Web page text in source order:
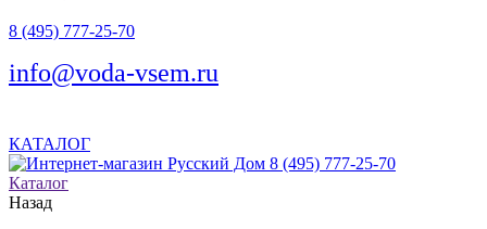
8 (495) 777-25-70
info@voda-vsem.ru
КАТАЛОГ
8 (495) 777-25-70
Каталог
Назад